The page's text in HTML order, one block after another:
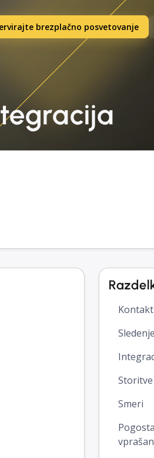
brezplačno posvetovanje
Sledenje
Storitve
Smeri
Pogosta